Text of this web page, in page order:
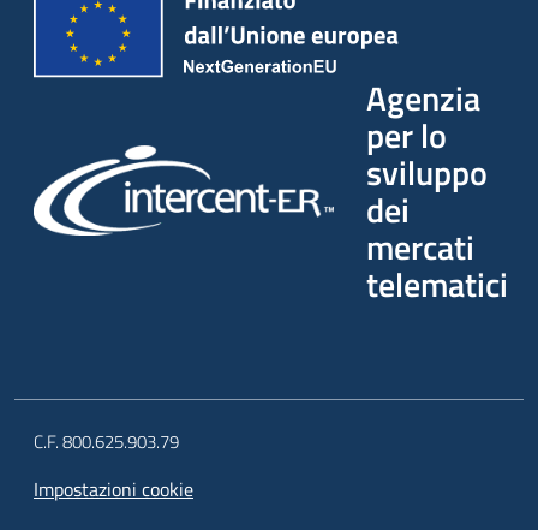
Agenzia
per lo
sviluppo
dei
mercati
telematici
C.F. 800.625.903.79
Impostazioni cookie